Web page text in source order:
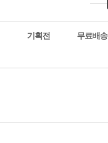
기획전 무료배송